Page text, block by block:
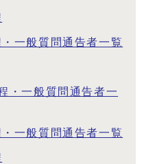
一般質問通告者一覧
・一般質問通告者一
一般質問通告者一覧